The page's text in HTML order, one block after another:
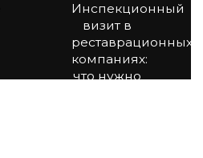
Инспекционный
визит в
реставрационных
компаниях:
что нужно